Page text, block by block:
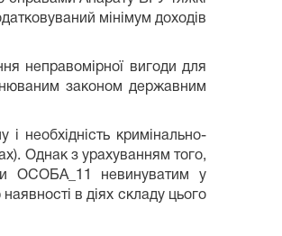
мінімум доходів
неправомірної вигоди для
законом державним
необхідність кримінально-
Однак з урахуванням того,
ОСОБА_11 невинуватим у
в діях складу цього